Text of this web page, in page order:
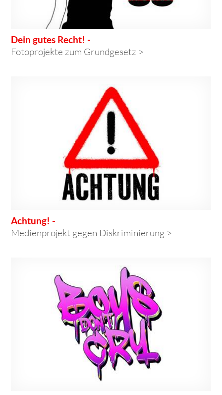
Dein gutes Recht! -
Fotoprojekte zum Grundgesetz >
Achtung! -
Medienprojekt gegen Diskriminierung >